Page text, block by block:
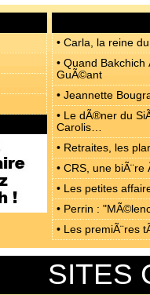
• Carla, la reine
• Quand
GuÃ©ant
• Jeannette
• Le dÃ®ner du
Carolis…
• Retraites, les
• CRS, une
• Les petites
• Perrin :
• Les premiÃ¨res
SITES